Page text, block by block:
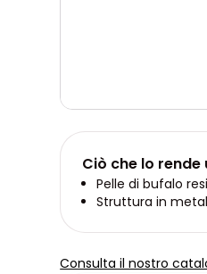
Ciò che lo rende
Pelle di bufalo
Struttura in
Consulta il nostro